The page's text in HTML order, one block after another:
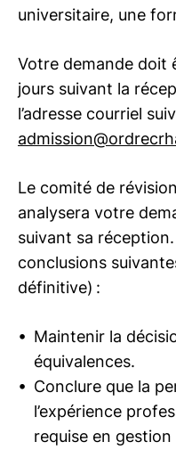
universitaire, une
Votre demande doit
jours suivant la
l’adresse courriel
Le comité de
analysera votre
suivant sa
conclusions
définitive) :
Maintenir la
équivalences.
Conclure que la
l’expérience
requise en